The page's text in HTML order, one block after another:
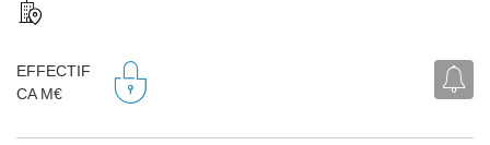
EFFECTIF
CA M€